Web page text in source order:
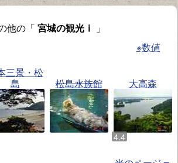
他の「 宮城の観光ⅰ
」
※数値
三景・松
島
松島水族館 大高森